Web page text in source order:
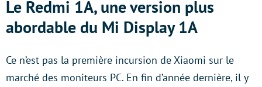
Le Redmi 1A, une version plus
abordable du Mi Display 1A
Ce n’est pas la première incursion de Xiaomi sur le
marché des moniteurs PC. En fin d’année dernière, il y